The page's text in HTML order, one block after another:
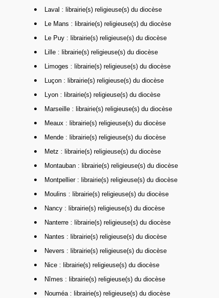
Laval : librairie(s) religieuse(s) du diocèse
Le Mans : librairie(s) religieuse(s) du diocèse
Le Puy : librairie(s) religieuse(s) du diocèse
Lille : librairie(s) religieuse(s) du diocèse
Limoges : librairie(s) religieuse(s) du diocèse
Luçon : librairie(s) religieuse(s) du diocèse
Lyon : librairie(s) religieuse(s) du diocèse
Marseille : librairie(s) religieuse(s) du diocèse
Meaux : librairie(s) religieuse(s) du diocèse
Mende : librairie(s) religieuse(s) du diocèse
Metz : librairie(s) religieuse(s) du diocèse
Montauban : librairie(s) religieuse(s) du diocèse
Montpellier : librairie(s) religieuse(s) du diocèse
Moulins : librairie(s) religieuse(s) du diocèse
Nancy : librairie(s) religieuse(s) du diocèse
Nanterre : librairie(s) religieuse(s) du diocèse
Nantes : librairie(s) religieuse(s) du diocèse
Nevers : librairie(s) religieuse(s) du diocèse
Nice : librairie(s) religieuse(s) du diocèse
Nîmes : librairie(s) religieuse(s) du diocèse
Nouméa : librairie(s) religieuse(s) du diocèse